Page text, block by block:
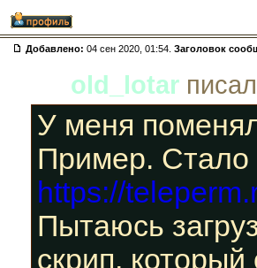
Добавлено: 04 сен 2020, 01:54. Заголовок
old_lotar
У меня
Пример. Стало
https://
Пытаюсь
скрип, который